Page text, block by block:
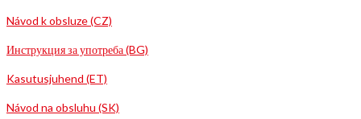
Návod k obsluze (CZ)
Инструкция за употреба (BG)
Kasutusjuhend (ET)
Návod na obsluhu (SK)